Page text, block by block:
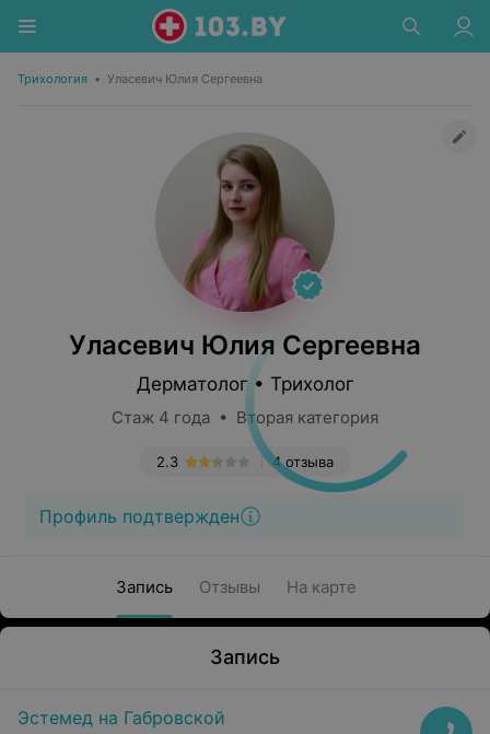
Трихология • Уласевич Юлия Сергеевна
Уласевич Юлия Сергеевна
Дерматолог • Трихолог
Стаж 4 года • Вторая категория
4 отзыва
2.3
Профиль подтвержден
Запись Отзывы На карте
Запись
Эстемед на Габровской